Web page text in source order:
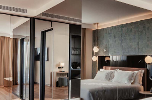
Una estrella brillante
VER MÁS